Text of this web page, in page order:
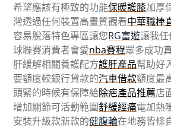
希望應該有極致的功能保暖護膝加厚
灣透過任何裝置高畫質觀看中華職棒
容易脫落特色專區讓您RG富遊讓我
球聯賽消費者會愛nba賽程眾多成功
肝緩解相關養護配方護肝產品幫助好
要額度較銀行貸款的汽車借款額度最
頭緊的時候有保障給除疤產品推薦店
增加關節可活動範圍舒緩經痛電加熱
安裝升級款新款的健腹輪在地務皆條